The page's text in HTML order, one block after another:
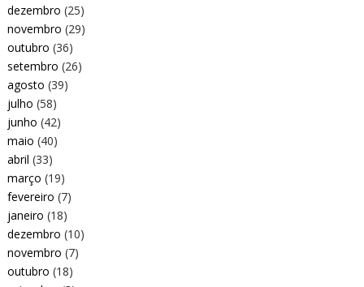
dezembro (25)
novembro (29)
outubro (36)
setembro (26)
agosto (39)
julho (58)
junho (42)
maio (40)
abril (33)
março (19)
fevereiro (7)
janeiro (18)
dezembro (10)
novembro (7)
outubro (18)